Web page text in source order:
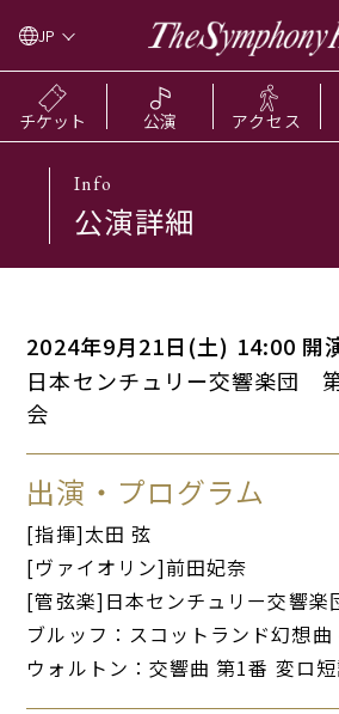
JP
チケット 公演 アクセス
Info
公演詳細
2024年9月21日(土) 14:00 開
日本センチュリー交響楽団
会
出演・プログラム
[指揮]太田 弦
[ヴァイオリン]前田妃奈
[管弦楽]日本センチュリー交響楽
ブルッフ：スコットランド幻想
ウォルトン：交響曲 第1番 変ロ